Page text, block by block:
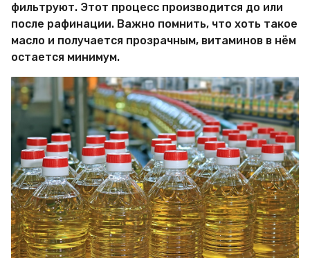
фильтруют. Этот процесс производится до или
после рафинации. Важно помнить, что хоть такое
масло и получается прозрачным, витаминов в нём
остается минимум.